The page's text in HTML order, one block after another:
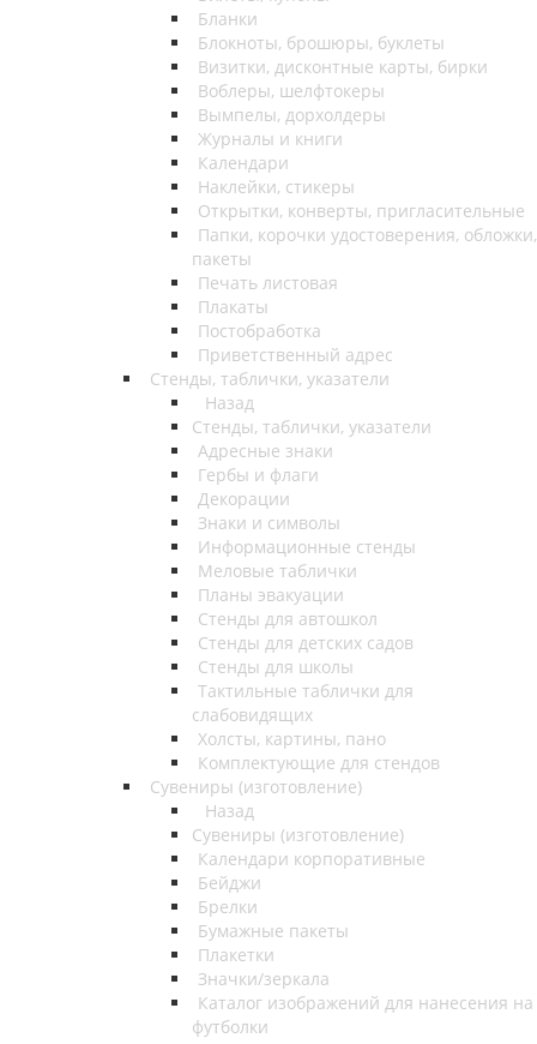
Бланки
Блокноты, брошюры, буклеты
Визитки, дисконтные карты, бирки
Воблеры, шелфтокеры
Вымпелы, дорхолдеры
Журналы и книги
Календари
Наклейки, стикеры
Открытки, конверты, пригласительные
Папки, корочки удостоверения, обложки,
пакеты
Печать листовая
Плакаты
Постобработка
Приветственный адрес
Стенды, таблички, указатели
Назад
Стенды, таблички, указатели
Адресные знаки
Гербы и флаги
Декорации
Знаки и символы
Информационные стенды
Меловые таблички
Планы эвакуации
Стенды для автошкол
Стенды для детских садов
Стенды для школы
Тактильные таблички для
слабовидящих
Холсты, картины, пано
Комплектующие для стендов
Сувениры (изготовление)
Назад
Сувениры (изготовление)
Календари корпоративные
Бейджи
Брелки
Бумажные пакеты
Плакетки
Значки/зеркала
Каталог изображений для нанесения на
футболки